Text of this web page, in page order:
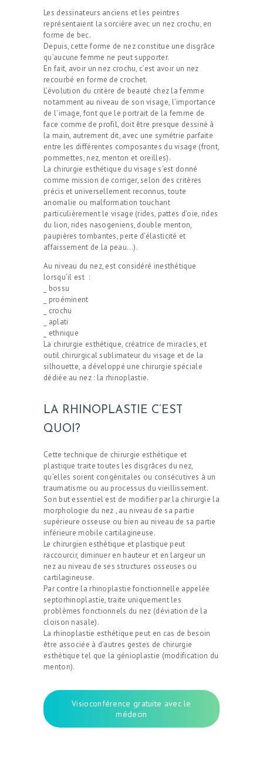
Les dessinateurs anciens et les peintres
représentaient la sorcière avec un nez crochu, en
forme de bec.
Depuis, cette forme de nez constitue une disgrâce
qu’aucune femme ne peut supporter.
En fait, avoir un nez crochu, c’est avoir un nez
recourbé en forme de crochet.
L’évolution du critère de beauté chez la femme
notamment au niveau de son visage, l’importance
de l’image, font que le portrait de la femme de
face comme de profil, doit être presque dessiné à
la main, autrement dit, avec une symétrie parfaite
entre les différentes composantes du visage (front,
pommettes, nez, menton et oreilles).
La chirurgie esthétique du visage s’est donné
comme mission de corriger, selon des critères
précis et universellement reconnus, toute
anomalie ou malformation touchant
particulièrement le visage (rides, pattes d’oie, rides
du lion, rides nasogeniens, double menton,
paupières tombantes, perte d’élasticité et
affaissement de la peau…).
Au niveau du nez, est considéré inesthétique
lorsqu’il est :
_ bossu
_ proéminent
_ crochu
_ aplati
_ ethnique
La chirurgie esthétique, créatrice de miracles, et
outil chirurgical sublimateur du visage et de la
silhouette, a développé une chirurgie spéciale
dédiée au nez : la rhinoplastie.
LA RHINOPLASTIE C’EST
QUOI?
Cette technique de chirurgie esthétique et
plastique traite toutes les disgrâces du nez,
qu’elles soient congénitales ou consécutives à un
traumatisme ou au processus du vieillissement.
Son but essentiel est de modifier par la chirurgie la
morphologie du nez , au niveau de sa partie
supérieure osseuse ou bien au niveau de sa partie
inférieure mobile cartilagineuse.
Le chirurgien esthétique et plastique peut
raccourcir, diminuer en hauteur et en largeur un
nez au niveau de ses structures osseuses ou
cartilagineuse.
Par contre la rhinoplastie fonctionnelle appelée
septorhinoplastie, traite uniquement les
problèmes fonctionnels du nez (déviation de la
cloison nasale).
La rhinoplastie esthétique peut en cas de besoin
être associée à d’autres gestes de chirurgie
esthétique tel que la génioplastie (modification du
menton).
Visioconférence gratuite avec le
médecin